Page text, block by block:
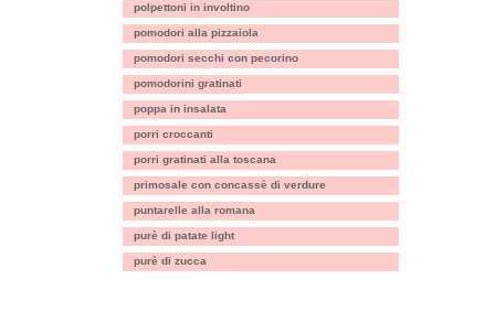
polpettoni in involtino
pomodori alla pizzaiola
pomodori secchi con pecorino
pomodorini gratinati
poppa in insalata
porri croccanti
porri gratinati alla toscana
primosale con concassè di verdure
puntarelle alla romana
purè di patate light
purè di zucca